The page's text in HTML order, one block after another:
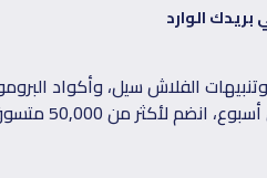
الوارد
الفلاش سيل، وأكواد
الحصرية توصلك على بريدك